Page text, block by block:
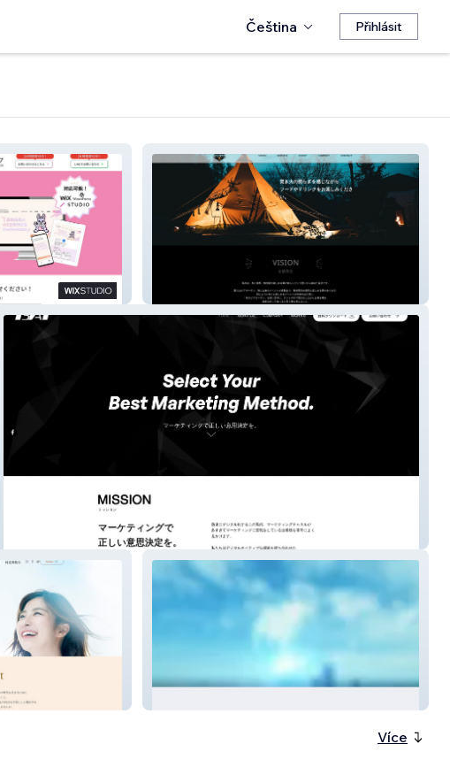
Čeština Přihlásit
LP）
株式会社バジェットアドテクノロジーズ
Více